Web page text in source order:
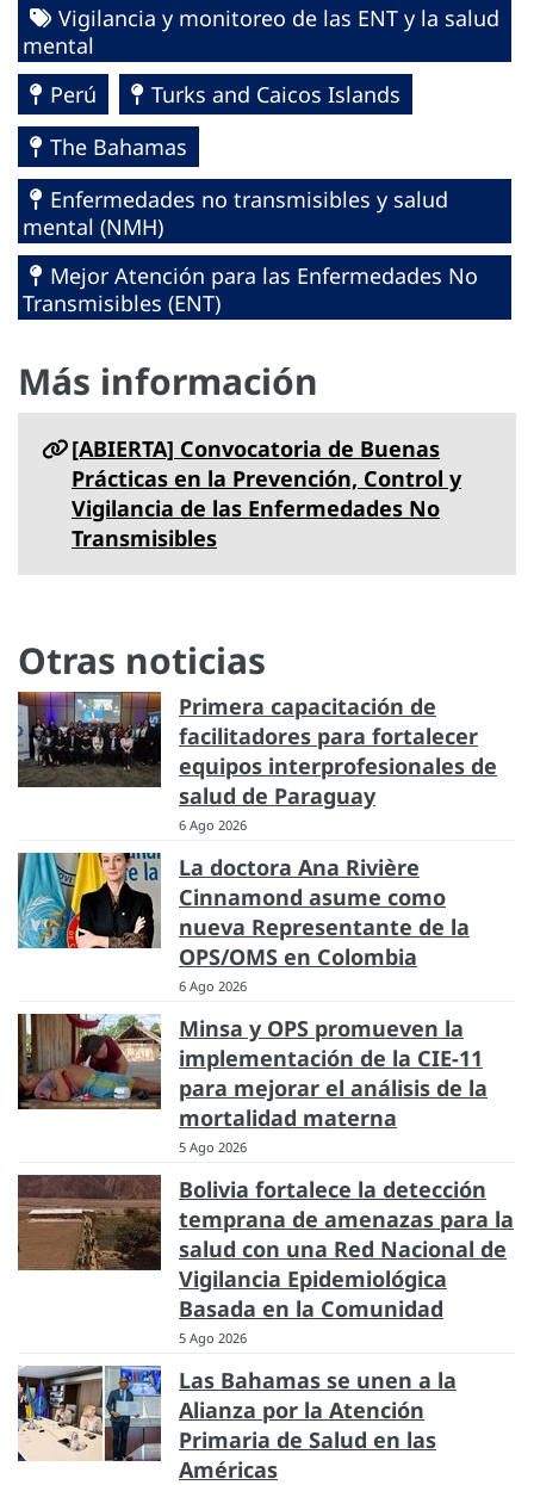
Vigilancia y monitoreo de las ENT y la salud
mental
Perú
Turks and Caicos Islands
The Bahamas
Enfermedades no transmisibles y salud
mental (NMH)
Mejor Atención para las Enfermedades No
Transmisibles (ENT)
Más información
[ABIERTA] Convocatoria de Buenas
Prácticas en la Prevención, Control y
Vigilancia de las Enfermedades No
Transmisibles
Otras noticias
Primera capacitación de
facilitadores para fortalecer
equipos interprofesionales de
salud de Paraguay
6 Ago 2026
La doctora Ana Rivière
Cinnamond asume como
nueva Representante de la
OPS/OMS en Colombia
6 Ago 2026
Minsa y OPS promueven la
implementación de la CIE-11
para mejorar el análisis de la
mortalidad materna
5 Ago 2026
Bolivia fortalece la detección
temprana de amenazas para la
salud con una Red Nacional de
Vigilancia Epidemiológica
Basada en la Comunidad
5 Ago 2026
Las Bahamas se unen a la
Alianza por la Atención
Primaria de Salud en las
Américas